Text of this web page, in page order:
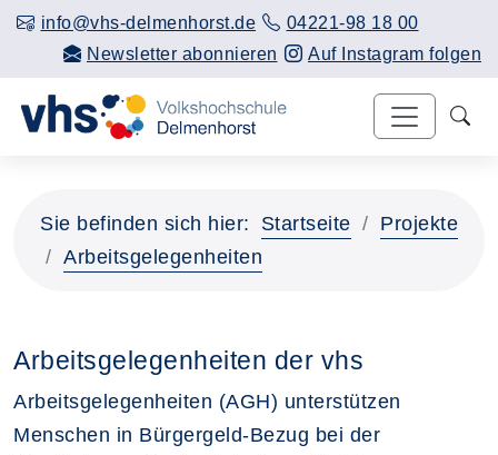
info@vhs-delmenhorst.de
04221-98 18 00
Newsletter abonnieren
Auf Instagram folgen
Sie befinden sich hier: Startseite
Projekte
Arbeitsgelegenheiten
Arbeitsgelegenheiten der vhs
Arbeitsgelegenheiten (AGH) unterstützen
Menschen in Bürgergeld-Bezug bei der